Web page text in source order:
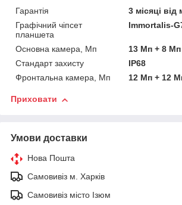
Гарантія
3 місяці від
Графічний чіпсет
планшета
Immortalis-
Основна камера, Мп
13 Мп + 8 Мп
Стандарт захисту
IP68
Фронтальна камера, Мп
12 Мп + 12
Приховати
Умови доставки
Нова Пошта
Самовивіз м. Харків
Самовивіз місто Ізюм